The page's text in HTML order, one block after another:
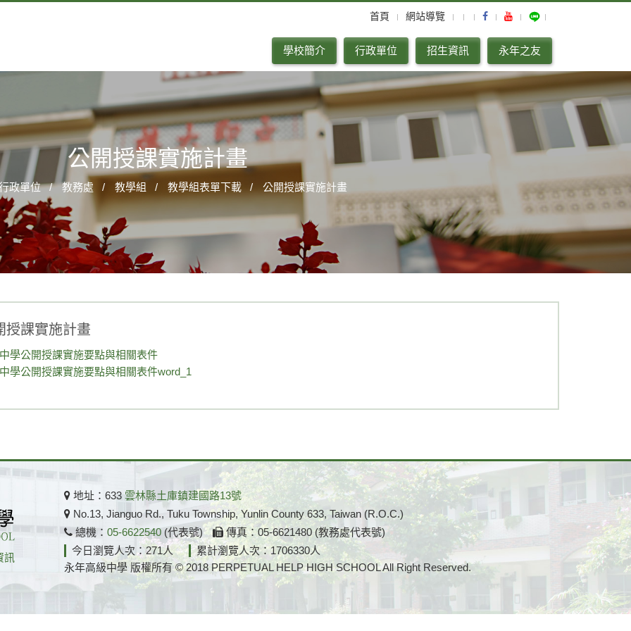
首頁 網站導覽
學校簡介 行政單位 招生資訊 永年之友
公開授課實施計畫
政單位 教務處 教學組 教學組表單下載 公開授課實施計畫
授課實施計畫
學公開授課實施要點與相關表件
學公開授課實施要點與相關表件word_1
訊
地址：633 雲林縣土庫鎮建國路13號
No.13, Jianguo Rd., Tuku Township, Yunlin County 633, Taiwan (R.O.C.)
總機： 05-6622540(代表號)
傳真：05-6621480 (教務處代表號)
今日瀏覽人次：271人
累計瀏覽人次：1706330人
永年高級中學 版權所有 © 2018 PERPETUAL HELP HIGH SCHOOL All Right Reserved.